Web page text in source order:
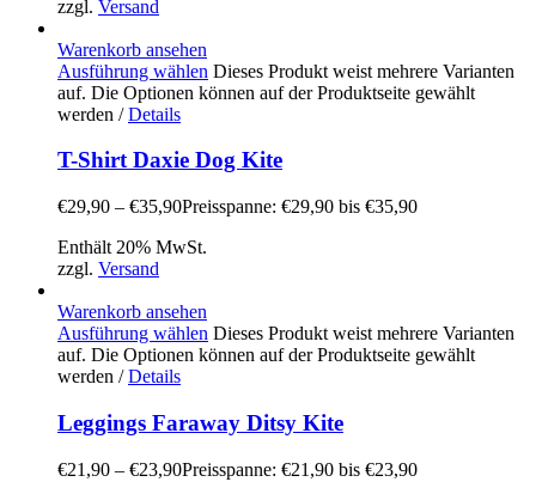
zzgl. Versand
Warenkorb ansehen
Ausführung wählen Dieses Produkt weist mehrere Varianten
auf. Die Optionen können auf der Produktseite gewählt
werden / Details
T-Shirt Daxie Dog Kite
€29,90 – €35,90Preisspanne: €29,90 bis €35,90
Enthält 20% MwSt.
zzgl. Versand
Warenkorb ansehen
Ausführung wählen Dieses Produkt weist mehrere Varianten
auf. Die Optionen können auf der Produktseite gewählt
werden / Details
Leggings Faraway Ditsy Kite
€21,90 – €23,90Preisspanne: €21,90 bis €23,90